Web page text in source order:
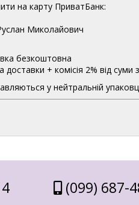
на карту ПриватБанк:
Миколайович
безкоштовна
+ комісія 2% від суми
у нейтральній
(099) 687-